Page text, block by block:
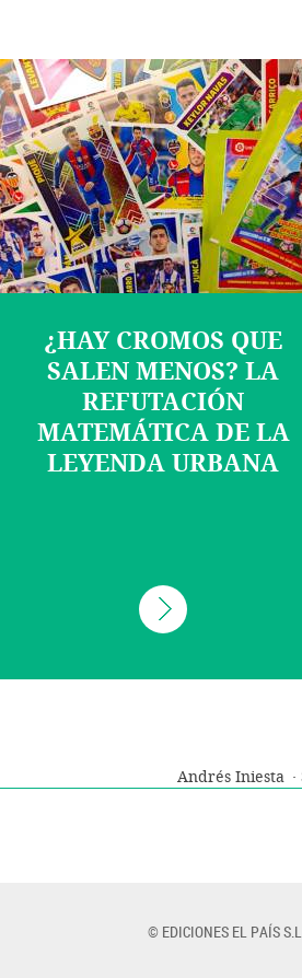
¿HAY CROMOS QUE
SALEN MENOS? LA
REFUTACIÓN
MATEMÁTICA DE LA
LEYENDA URBANA
Andrés Iniesta
© EDICIONES EL PAÍS